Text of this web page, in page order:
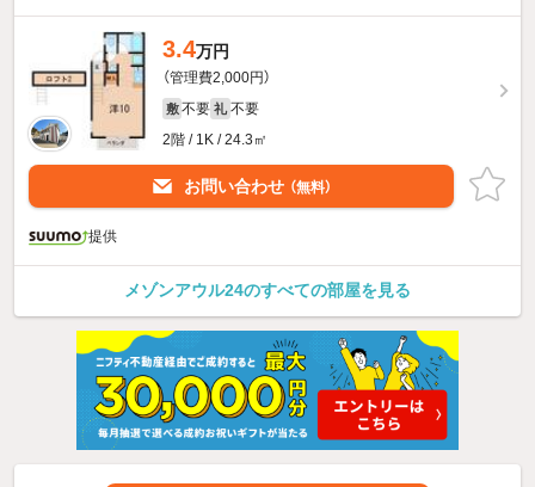
3.4万円
（管理費2,000円）
敷 不要 礼 不要
2階 / 1K / 24.3㎡
お問い合わせ （無料）
提供
メゾンアウル24のすべての部屋を見る